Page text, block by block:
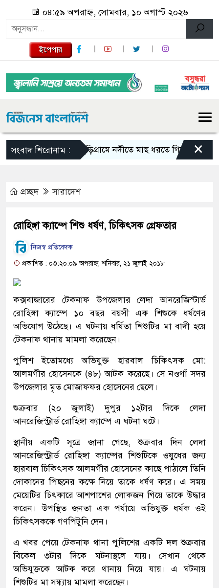
০৪:৫৯ অপরাহ্ন, সোমবার, ১০ অগাস্ট ২০২৬
ইপেপার
সংবাদ শিরোনাম :কুুড়িগ্রা‌মে নদীতে মাছ ধরতে গিয়ে ×
প্রচ্ছদ সারাদেশ
রোহিঙ্গা ক্যাম্পে শিশু ধর্ষণ, চিকিৎসক গ্রেফতার
নিজস্ব প্রতিবেদক
প্রকাশিত : ০৩:২০:০৯ অপরাহ্ন, শনিবার, ২১ জুলাই ২০১৮
কক্সবাজারের টেকনাফ উপজেলার লেদা আনরেজিস্টার্ড
রোহিঙ্গা ক্যাম্পে ১০ বছর বয়সী এক শিশুকে ধর্ষণের
অভিযোগ উঠেছে। এ ঘটনায় ধর্ষিতা শিশুটির মা বাদী হয়ে
টেকনাফ থানায় মামলা করেছেন।
পুলিশ ইতোমধ্যে অভিযুক্ত হারবাল চিকিৎসক মো:
আলমগীর হোসেনকে (৪৮) আটক করেছে। সে নওগাঁ সদর
উপজেলার মৃত মোজাফফর হোসেনের ছেলে।
শুক্রবার (২০ জুলাই) দুপুর ১২টার দিকে লেদা
আনরেজিস্ট্রার্ড রোহিঙ্গা ক্যাম্পে এ ঘটনা ঘটে।
স্থানীয় একটি সূত্রে জানা গেছে, শুক্রবার দিন লেদা
আনরেজিস্ট্রার্ড রোহিঙ্গা ক্যাম্পের শিশুটিকে ওষুধের জন্য
হারবাল চিকিৎসক আলমগীর হোসেনের কাছে পাঠালে তিনি
দোকানের পিছনের কক্ষে নিয়ে তাকে ধর্ষণ করে। এ সময়
মেয়েটির চিৎকারে আশপাশের লোকজন গিয়ে তাকে উদ্ধার
করেন। উপস্থিত জনতা এক পর্যায়ে অভিযুক্ত ধর্ষক ওই
চিকিৎসককে গণপিটুনি দেন।
এ খবর পেয়ে টেকনাফ থানা পুলিশের একটি দল শুক্রবার
বিকেল ৩টার দিকে ঘটনাস্থলে যায়। সেখান থেকে
অভিযুক্তকে আটক করে থানায় নিয়ে যায়। এ ঘটনায়
শিশুটির মা সন্ধ্যায় মামলা করেছেন।